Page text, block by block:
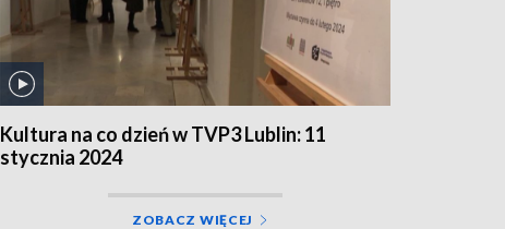
Kultura na co dzień w TVP3 Lublin: 11
stycznia 2024
ZOBACZ WIĘCEJ